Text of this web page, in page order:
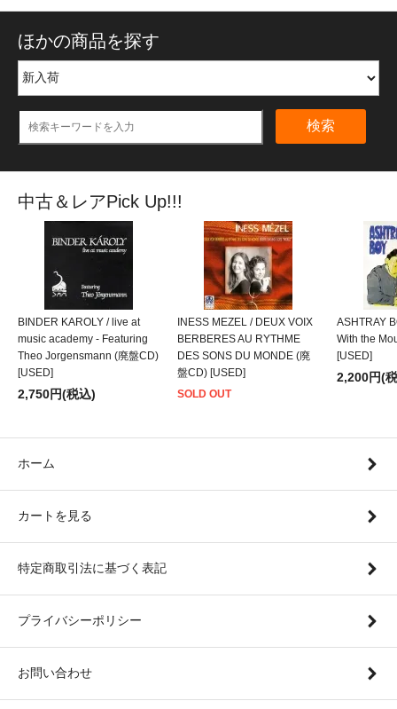
ほかの商品を探す
検索
中古＆レアPick Up!!!
BINDER KAROLY / live at
music academy - Featuring
Theo Jorgensmann (廃盤CD)
[USED]
2,750円(税込)
INESS MEZEL / DEUX VOIX
BERBERES AU RYTHME
DES SONS DU MONDE (廃
盤CD) [USED]
SOLD OUT
ASHTRAY
With the
[USED]
2,200円(
ホーム
カートを見る
特定商取引法に基づく表記
プライバシーポリシー
お問い合わせ